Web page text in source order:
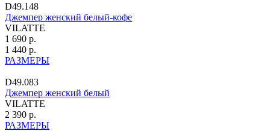
D49.148
Джемпер женский белый-кофе
VILATTE
1 690 р.
1 440 р.
РАЗМЕРЫ
D49.083
Джемпер женский белый
VILATTE
2 390 р.
РАЗМЕРЫ